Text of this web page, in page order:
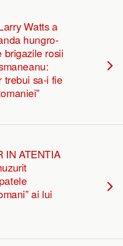
Watts a
hungro-
brigazile rosii
trebui sa-i fie
IN ATENTIA
ai lui